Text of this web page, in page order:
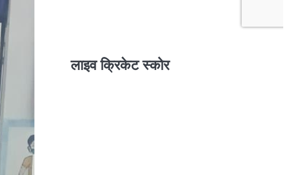
लाइव क्रिकेट स्कोर